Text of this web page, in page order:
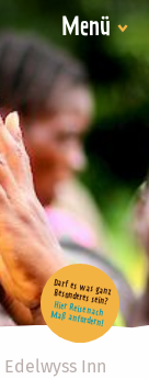
Menü
Edelwyss Inn
Darf es was ganz Besonderes sein?
Hier Reise nach Maß anfordern!